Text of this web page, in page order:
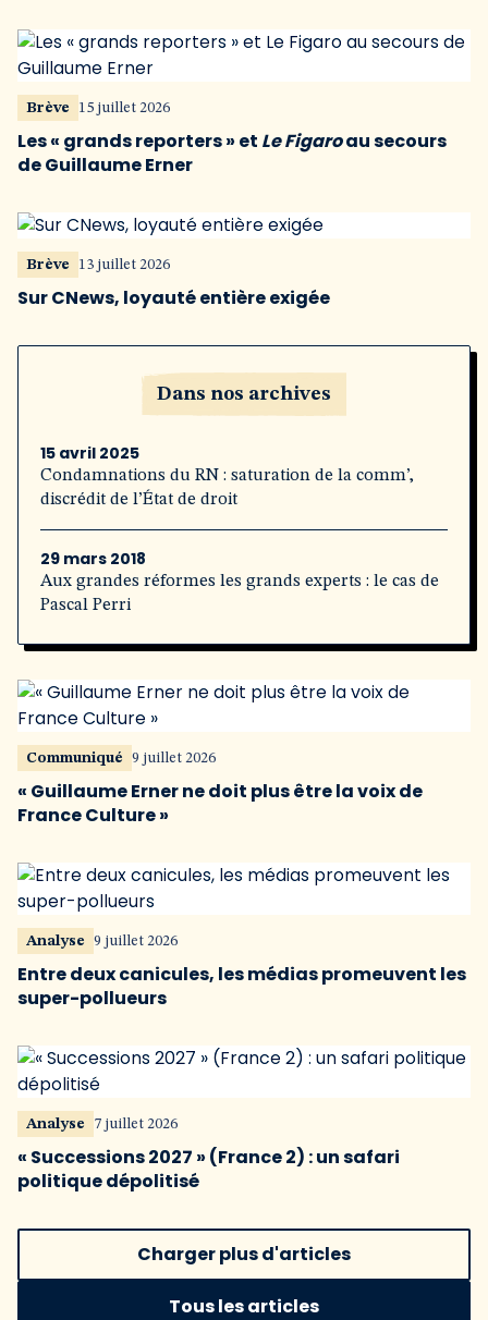
Brève 15 juillet 2026
Les « grands reporters » et Le Figaroau secours
de Guillaume Erner
Brève 13 juillet 2026
Sur CNews, loyauté entière exigée
Dans nos archives
15 avril 2025
Condamnations du RN : saturation de la comm’,
discrédit de l’État de droit
29 mars 2018
Aux grandes réformes les grands experts : le cas de
Pascal Perri
Communiqué 9 juillet 2026
« Guillaume Erner ne doit plus être la voix de
France Culture »
Analyse 9 juillet 2026
Entre deux canicules, les médias promeuvent les
super-pollueurs
Analyse 7 juillet 2026
« Successions 2027 » (France 2) : un safari
politique dépolitisé
Charger plus d'articles
Tous les articles